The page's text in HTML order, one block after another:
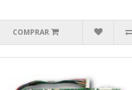
COMPRAR